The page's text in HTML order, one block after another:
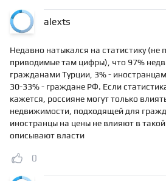
alexts
Недавно натыкался на статистику (не
приводимые там цифры), что 97%
гражданами Турции, 3% -
30-33% - граждане РФ. Если
кажется, россияне могут только
недвижимости, подходящей для
иностранцы на цены не влияют в
описывают власти
0